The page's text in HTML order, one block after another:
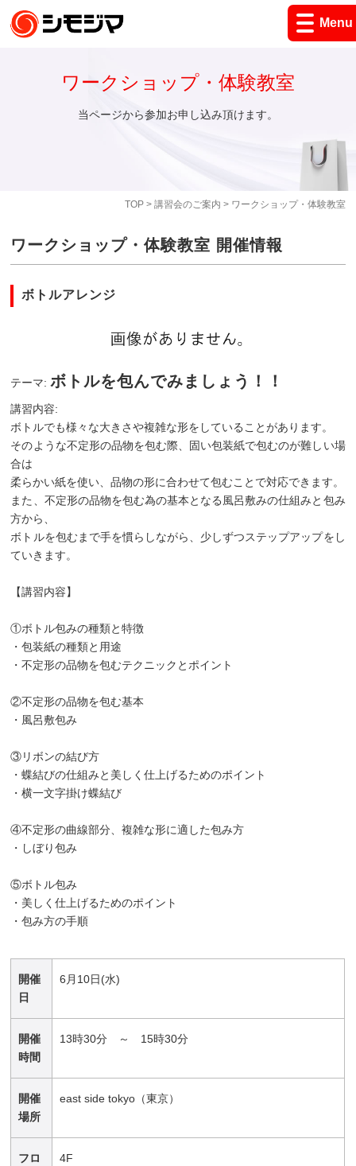
Menu
TOP> 講習会のご案内 > ワークショップ・体験教室
ワークショップ・体験教室
当ページから参加お申し込み頂けます。
ワークショップ・体験教室 開催情報
ボトルアレンジ
テーマ:ボトルを包んでみましょう！！
講習内容:
ボトルでも様々な大きさや複雑な形をしていることがあります。
そのような不定形の品物を包む際、固い包装紙で包むのが難しい場
合は
柔らかい紙を使い、品物の形に合わせて包むことで対応できます。
また、不定形の品物を包む為の基本となる風呂敷みの仕組みと包み
方から、
ボトルを包むまで手を慣らしながら、少しずつステップアップをし
ていきます。
【講習内容】
①ボトル包みの種類と特徴
・包装紙の種類と用途
・不定形の品物を包むテクニックとポイント
②不定形の品物を包む基本
・風呂敷包み
③リボンの結び方
・蝶結びの仕組みと美しく仕上げるためのポイント
・横一文字掛け蝶結び
④不定形の曲線部分、複雑な形に適した包み方
・しぼり包み
⑤ボトル包み
・美しく仕上げるためのポイント
・包み方の手順
開催
日
6月10日(水)
開催
時間
13時30分 ～ 15時30分
開催
場所
east side tokyo（東京）
フロ
4F